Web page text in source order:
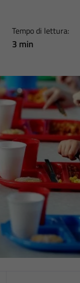
Tempo di lettura:
3 min